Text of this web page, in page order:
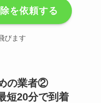
を依頼する
びます
の業者②
短20分で到着